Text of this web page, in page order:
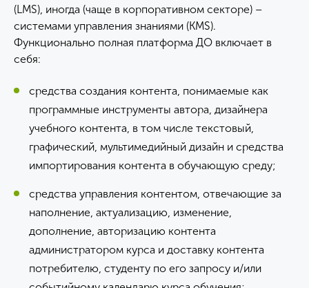
(LMS), иногда (чаще в корпоративном секторе) –
системами управления знаниями (KMS).
Функционально полная платформа ДО включает в
себя:
средства создания контента, понимаемые как
программные инструменты автора, дизайнера
учебного контента, в том числе текстовый,
графический, мультимедийный дизайн и средства
импортирования контента в обучающую среду;
средства управления контентом, отвечающие за
наполнение, актуализацию, изменение,
дополнение, авторизацию контента
администратором курса и доставку контента
потребителю, студенту по его запросу и/или